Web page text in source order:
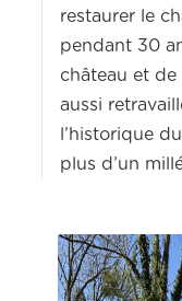
restaurer le
pendant 30
château et de
aussi
l’historique
plus d’un